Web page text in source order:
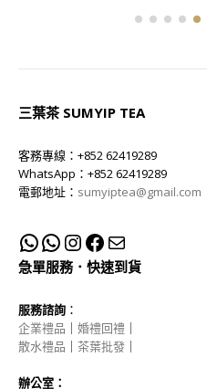
WhatsApp：+852 62419289
電郵地址： sumyiptea@gmail.com
急單服務．快速到貨
企業禮品 ｜
散水禮品 ｜ 茶葉批發 ｜